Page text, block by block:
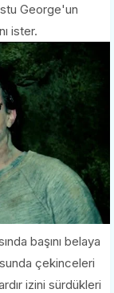
George'un
ister.
başını belaya
çekinceleri
izini sürdükleri